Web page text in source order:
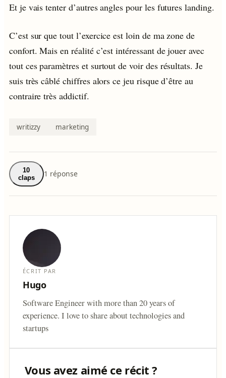
Et je vais tenter d’autres angles pour les futures landing.
C’est sur que tout l’exercice est loin de ma zone de
confort. Mais en réalité c’est intéressant de jouer avec
tout ces paramètres et surtout de voir des résultats. Je
suis très câblé chiffres alors ce jeu risque d’être au
contraire très addictif.
writizzy marketing
10
claps
1 réponse
ÉCRIT PAR
Hugo
Software Engineer with more than 20 years of
experience. I love to share about technologies and
startups
Vous avez aimé ce récit ?